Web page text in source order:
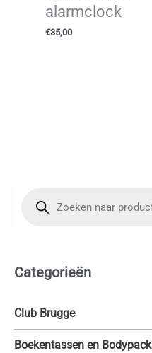
n
z
k
e
n
Categorieën
Club Brugge
Boekentassen en Bodypack
alarmclock
€35,00